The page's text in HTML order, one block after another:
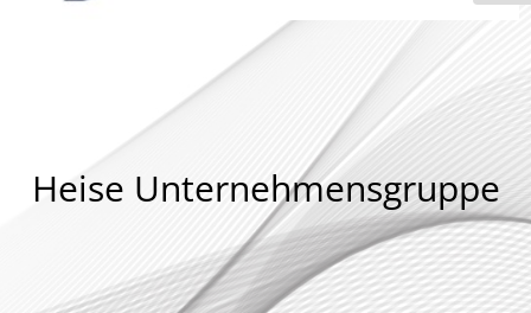
Heise Unternehmensgruppe